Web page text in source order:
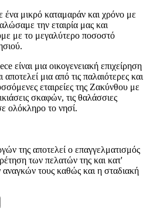
μικρό καταμαράν και χρόνο με
την εταιρία μας και
με το μεγαλύτερο ποσοστό
είναι μια οικογενειακή επιχείρηση
μια από τις παλαιότερες και
εταιρείες της Ζακύνθου με
σκαφών, τις θαλάσσιες
ολόκληρο το νησί.
της αποτελεί ο επαγγελματισμός
των πελατών της και κατ'
τους καθώς και η σταδιακή